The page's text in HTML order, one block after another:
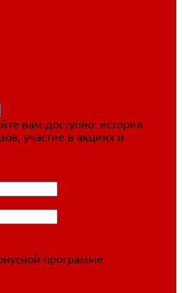
вам доступно: история
участие в акциях и
программе